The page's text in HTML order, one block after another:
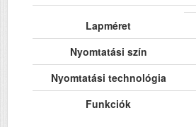
Lapméret
Nyomtatási szín
Nyomtatási technológia
Funkciók